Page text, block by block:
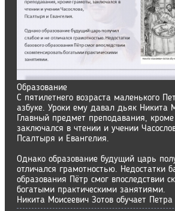
Образование
С пятилетнего возраста маленького
азбуке. Уроки ему давал дьяк Никита
Главный предмет преподавания,
заключался в чтении и учении
Псалтыря и Евангелия.
Однако образование будущий царь
отличался грамотностью. Недостатки
образования Пётр смог впоследствии
богатыми практическими занятиями.
Никита Моисеевич Зотов обучает Петра I